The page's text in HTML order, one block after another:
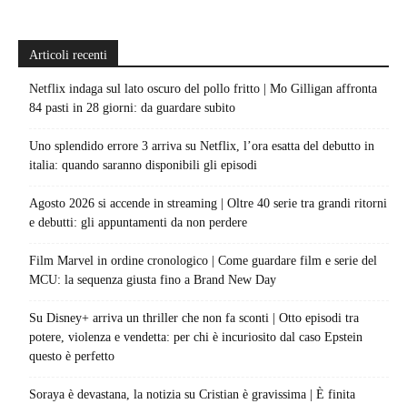
Articoli recenti
Netflix indaga sul lato oscuro del pollo fritto | Mo Gilligan affronta
84 pasti in 28 giorni: da guardare subito
Uno splendido errore 3 arriva su Netflix, l’ora esatta del debutto in
italia: quando saranno disponibili gli episodi
Agosto 2026 si accende in streaming | Oltre 40 serie tra grandi ritorni
e debutti: gli appuntamenti da non perdere
Film Marvel in ordine cronologico | Come guardare film e serie del
MCU: la sequenza giusta fino a Brand New Day
Su Disney+ arriva un thriller che non fa sconti | Otto episodi tra
potere, violenza e vendetta: per chi è incuriosito dal caso Epstein
questo è perfetto
Soraya è devastana, la notizia su Cristian è gravissima | È finita